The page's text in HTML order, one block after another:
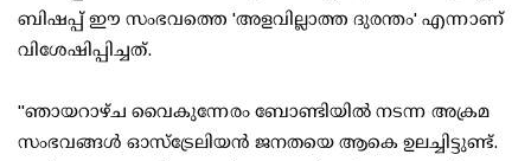
ബിഷപ്പ് ഈ സംഭവത്തെ 'അളവില്ലാത്ത ദുരന്തം' എന്നാണ്
വിശേഷിപ്പിച്ചത്.
"ഞായറാഴ്ച വൈകുന്നേരം ബോണ്ടിയിൽ നടന്ന അക്രമ
സംഭവങ്ങൾ ഓസ്‌ട്രേലിയൻ ജനതയെ ആകെ ഉലച്ചിട്ടുണ്ട്.